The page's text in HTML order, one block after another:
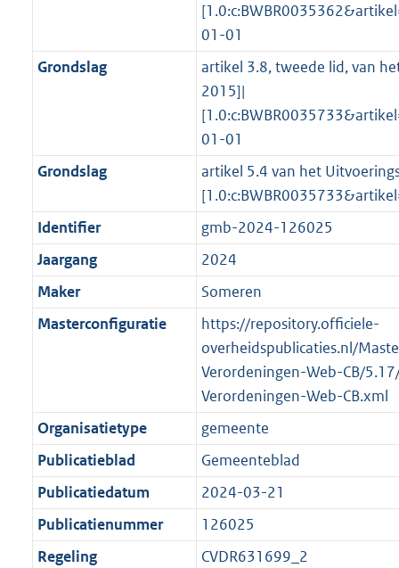
01-01
Grondslag
artikel 3.8, tweede lid, van
2015]|
01-01
Grondslag
artikel 5.4 van het
Identifier
gmb-2024-126025
Jaargang
2024
Maker
Someren
Masterconfiguratie
https://repository.officiele-
overheidspublicaties.nl/
Verordeningen-Web-CB/
Verordeningen-Web-CB.xml
Organisatietype
gemeente
Publicatieblad
Gemeenteblad
Publicatiedatum
2024-03-21
Publicatienummer
126025
Regeling
CVDR631699_2